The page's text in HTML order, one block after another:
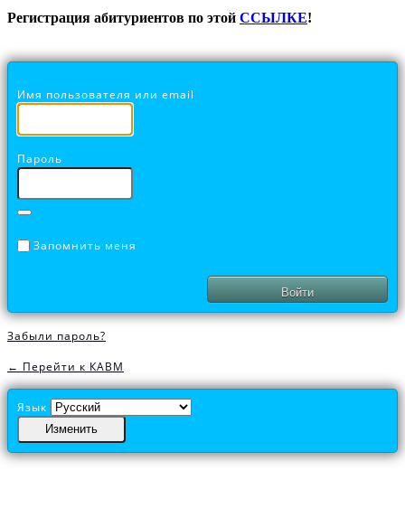
Регистрация абитуриентов по этой ССЫЛКЕ!
Имя пользователя или email
Пароль
Запомнить меня
Забыли пароль?
← Перейти к КАВМ
Язык